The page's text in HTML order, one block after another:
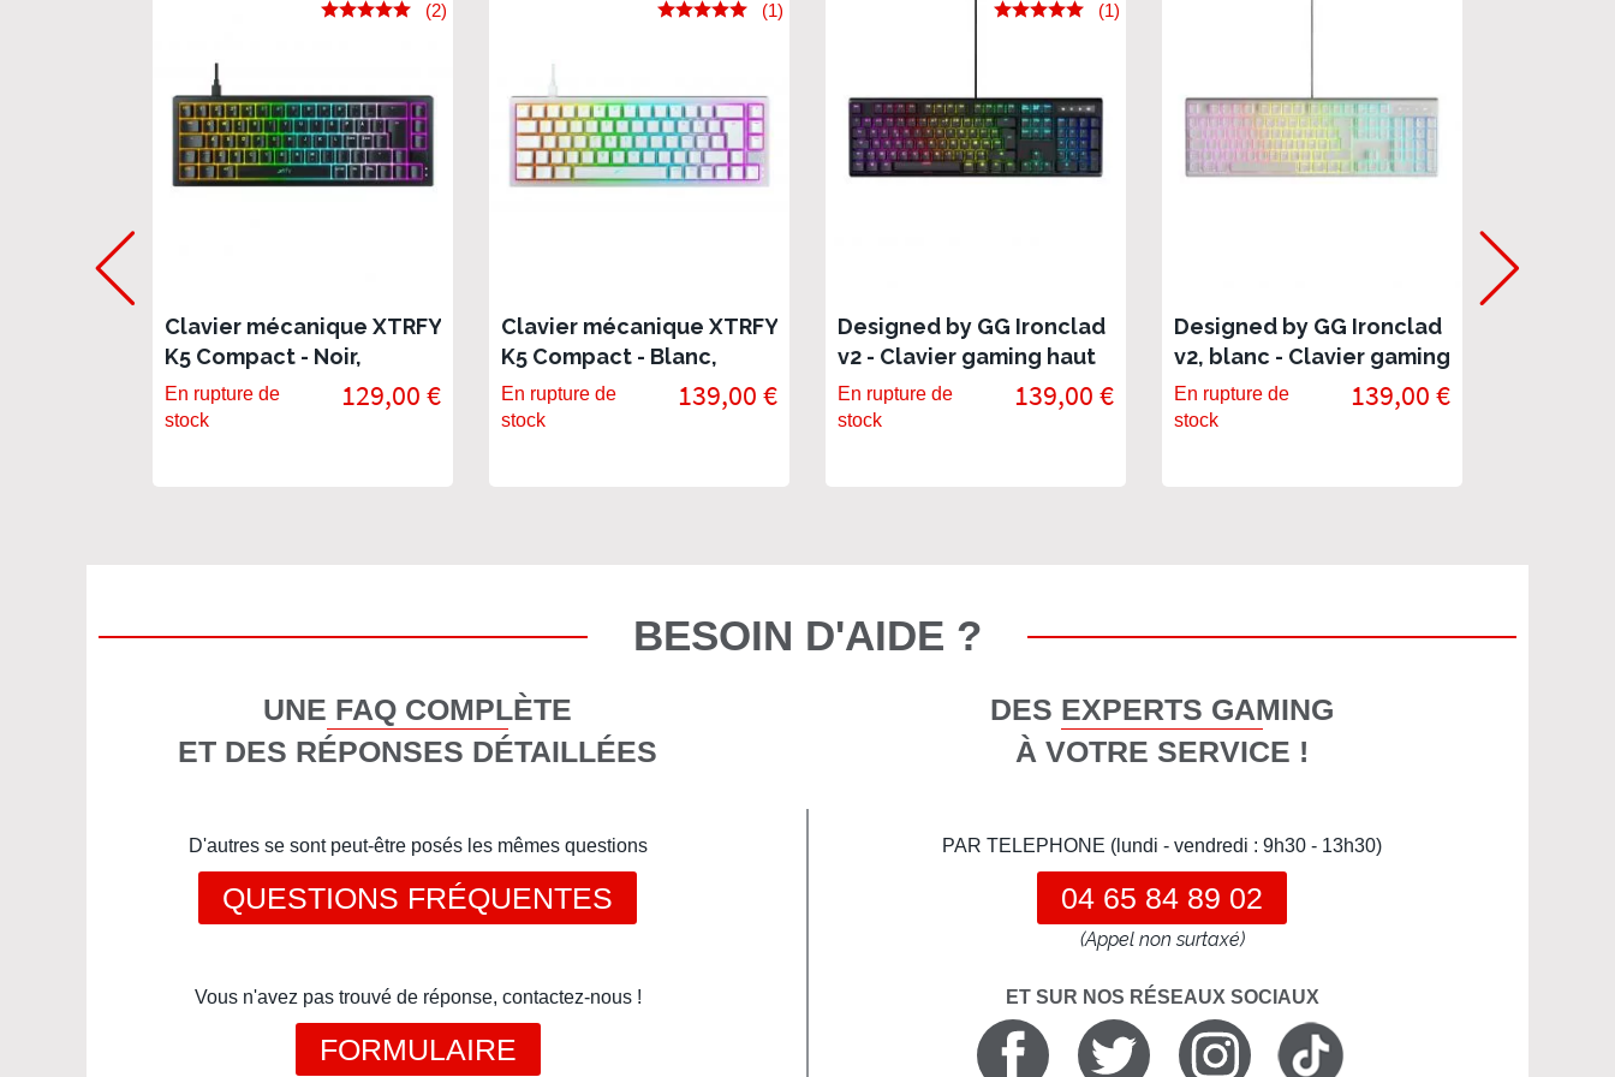
Clavier mécanique XTRFY
K5 Compact - Noir,
hotswap
(2)
En rupture de
stock
129,00 €
Clavier mécanique XTRFY
K5 Compact - Blanc,
hotswap
(1)
En rupture de
stock
139,00 €
Designed by GG Ironclad
v2 - Clavier gaming haut
de gamme, switch Red
Blood
(1)
En rupture de
stock
139,00 €
Designed by GG Ironclad
v2, blanc - Clavier gaming
haut de gamme, switch
Red Blood
En rupture de
stock
139,00 €
BESOIN D'AIDE ?
UNE FAQ COMPLÈTE
ET DES RÉPONSES DÉTAILLÉES
D'autres se sont peut-être posés les mêmes questions
QUESTIONS FRÉQUENTES
Vous n'avez pas trouvé de réponse, contactez-nous !
FORMULAIRE
DES EXPERTS GAMING
À VOTRE SERVICE !
PAR TELEPHONE (lundi - vendredi : 9h30 - 13h30)
04 65 84 89 02
(Appel non surtaxé)
ET SUR NOS RÉSEAUX SOCIAUX